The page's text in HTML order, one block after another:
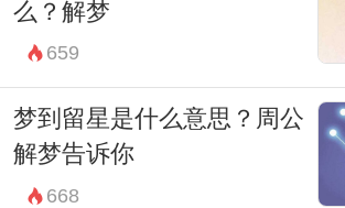
么？解梦
659
梦到留星是什么意思？周公
解梦告诉你
668